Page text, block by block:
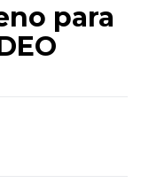
para